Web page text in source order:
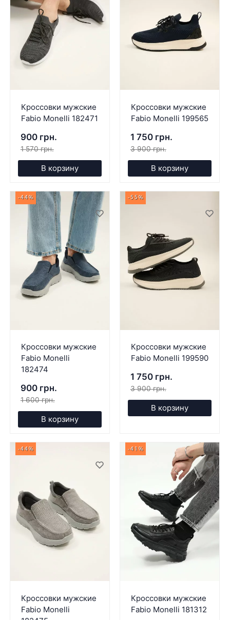
Кроссовки мужские
Fabio Monelli 182471
900 грн.
1 570 грн.
В корзину
Кроссовки мужские
Fabio Monelli 199565
1 750 грн.
3 900 грн.
В корзину
-44%
Кроссовки мужские
Fabio Monelli
182474
900 грн.
1 600 грн.
В корзину
-55%
Кроссовки мужские
Fabio Monelli 199590
1 750 грн.
3 900 грн.
В корзину
-44%
Кроссовки мужские
Fabio Monelli
-41%
Кроссовки мужские
Fabio Monelli 181312